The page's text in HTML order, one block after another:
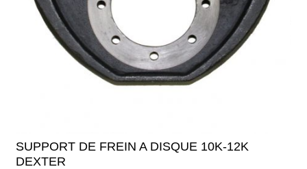
SUPPORT DE FREIN A DISQUE 10K-12K
DEXTER